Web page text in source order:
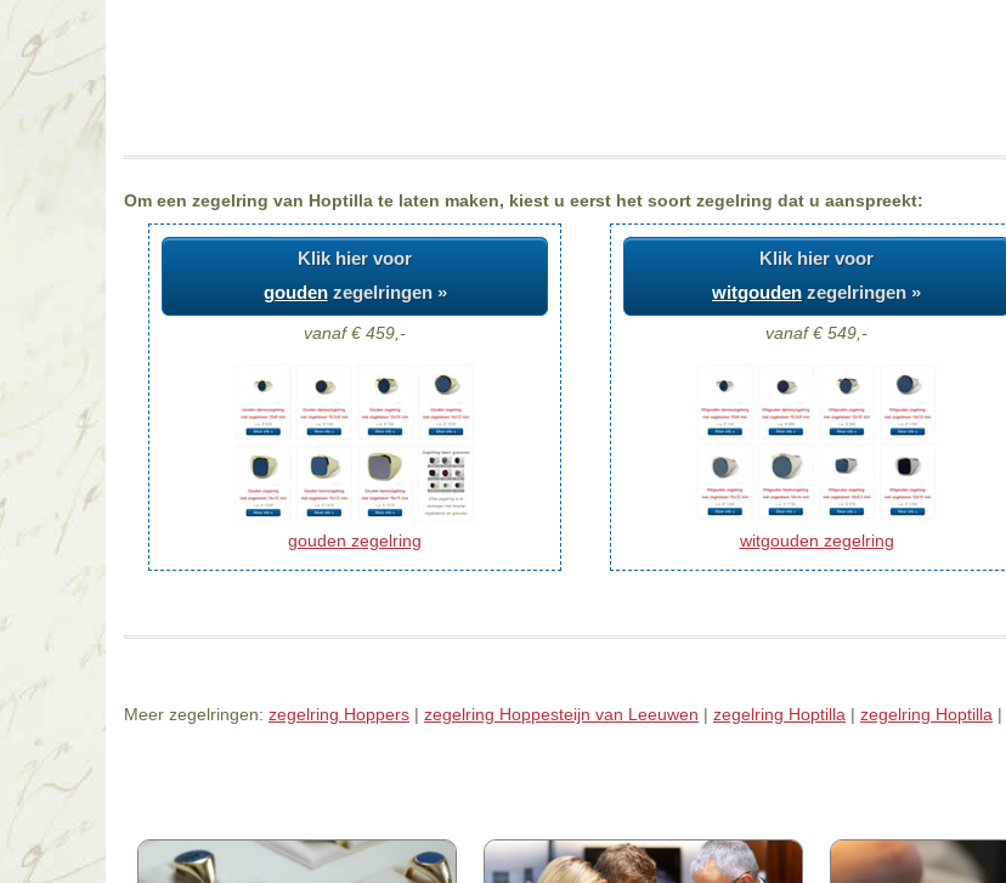
Om een zegelring van Hoptilla te laten maken, kiest u eerst het soort zegelring dat u aanspreekt:
Klik hier voor
goudenzegelringen »
vanaf € 459,-
gouden zegelring
Klik hier voor
witgouden zegelringen »
vanaf € 549,-
witgouden zegelring
Meer zegelringen: zegelring Hoppers | zegelring Hoppesteijn van Leeuwen | zegelring Hoptilla | zegelring Hoptilla |